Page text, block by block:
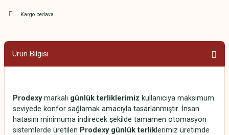
Kargo bedava
Ürün Bilgisi
Prodexymarkalı günlük terliklerimiz kullanıcıya maksimum
seviyede konfor sağlamak amacıyla tasarlanmıştır. İnsan
hatasını minimuma indirecek şekilde tamamen otomasyon
sistemlerde üretilen Prodexy günlük terliklerimiz üretimde